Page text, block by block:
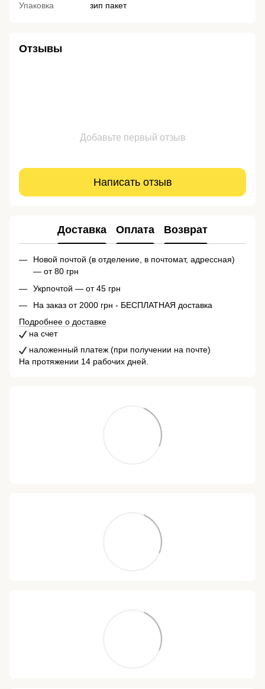
Упаковка
зип пакет
Отзывы
Добавьте первый отзыв
Написать отзыв
Доставка Оплата Возврат
Новой почтой (в отделение, в почтомат, адрессная)
— от 80 грн
Укрпочтой — от 45 грн
На заказ от 2000 грн - БЕСПЛАТНАЯ доставка
Подробнее о доставке
на счет
наложенный платеж (при получении на почте)
На протяжении 14 рабочих дней.